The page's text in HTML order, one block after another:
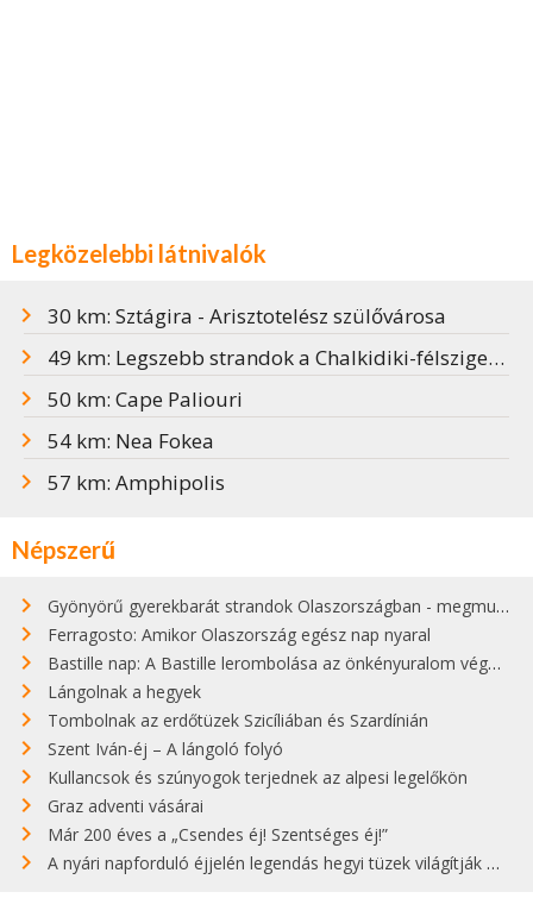
Legközelebbi látnivalók
30 km: Sztágira - Arisztotelész szülővárosa
49 km: Legszebb strandok a Chalkidiki-félszigeten
50 km: Cape Paliouri
54 km: Nea Fokea
57 km: Amphipolis
Népszerű
Gyönyörű gyerekbarát strandok Olaszországban - megmutatjuk a 15 legjobbat
Ferragosto: Amikor Olaszország egész nap nyaral
Bastille nap: A Bastille lerombolása az önkényuralom végét jelentette
Lángolnak a hegyek
Tombolnak az erdőtüzek Szicíliában és Szardínián
Szent Iván-éj – A lángoló folyó
Kullancsok és szúnyogok terjednek az alpesi legelőkön
Graz adventi vásárai
Már 200 éves a „Csendes éj! Szentséges éj!”
A nyári napforduló éjjelén legendás hegyi tüzek világítják meg Zugspitzét